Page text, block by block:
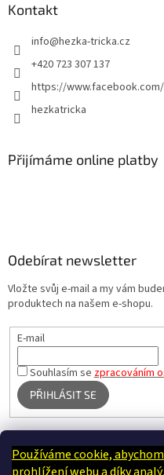
Používáme cookie,
Kontakt
info@hezka-tricka.cz
+420 723 307 137
https://
hezkatricka
Přijímáme online platby
Odebírat newsletter
Vložte svůj e-mail a my vám
produktech na našem e-shopu.
E-mail
Souhlasím se zpracováním
PŘIHLÁSIT SE
Terapie Kamínek -